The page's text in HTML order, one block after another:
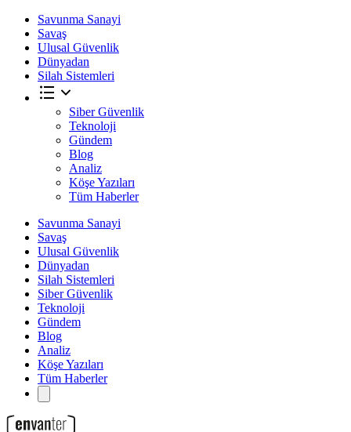
Savunma Sanayi
Savaş
Ulusal Güvenlik
Dünyadan
Silah Sistemleri
Siber Güvenlik
Teknoloji
Gündem
Blog
Analiz
Köşe Yazıları
Tüm Haberler
Savunma Sanayi
Savaş
Ulusal Güvenlik
Dünyadan
Silah Sistemleri
Siber Güvenlik
Teknoloji
Gündem
Blog
Analiz
Köşe Yazıları
Tüm Haberler